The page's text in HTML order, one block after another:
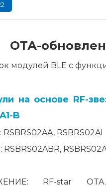
ОТА-
модулей BLE с
на основе RF-
B
RSBRS02AA, RSBRS02AI
RSBRS02ABR,
RF-star